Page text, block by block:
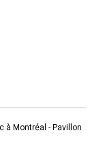
à Montréal - Pavillon